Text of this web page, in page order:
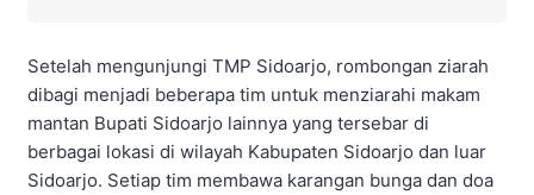
Setelah mengunjungi TMP Sidoarjo, rombongan ziarah
dibagi menjadi beberapa tim untuk menziarahi makam
mantan Bupati Sidoarjo lainnya yang tersebar di
berbagai lokasi di wilayah Kabupaten Sidoarjo dan luar
Sidoarjo. Setiap tim membawa karangan bunga dan doa